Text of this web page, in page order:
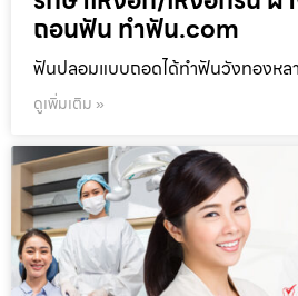
ถอนฟัน ทำฟัน.com
ฟันปลอมแบบถอดได้ทำฟันวังทองหล
ดูเพิ่มเติม »